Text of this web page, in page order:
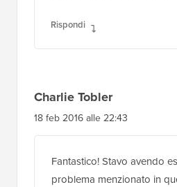
Rispondi
Charlie Tobler
18 feb 2016 alle 22:43
Fantastico! Stavo avendo
problema menzionato in